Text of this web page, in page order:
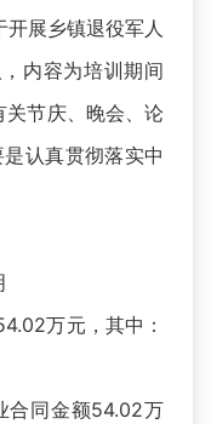
展乡镇退役军人
内容为培训期间
关节庆、晚会、论
认真贯彻落实中
万元，其中：
合同金额54.02万